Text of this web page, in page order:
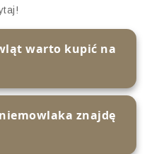
warto kupić na
znajdę